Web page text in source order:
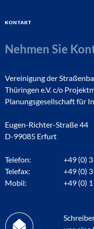
Kontakt
Nehmen Sie
Vereinigung der
Thüringen e.V. c/o
Planungsgesellschaft für
Eugen-Richter-Straße 44
D-99085 Erfurt
Telefon:
+49 (0)
Telefax:
+49 (0)
Mobil:
+49 (0)